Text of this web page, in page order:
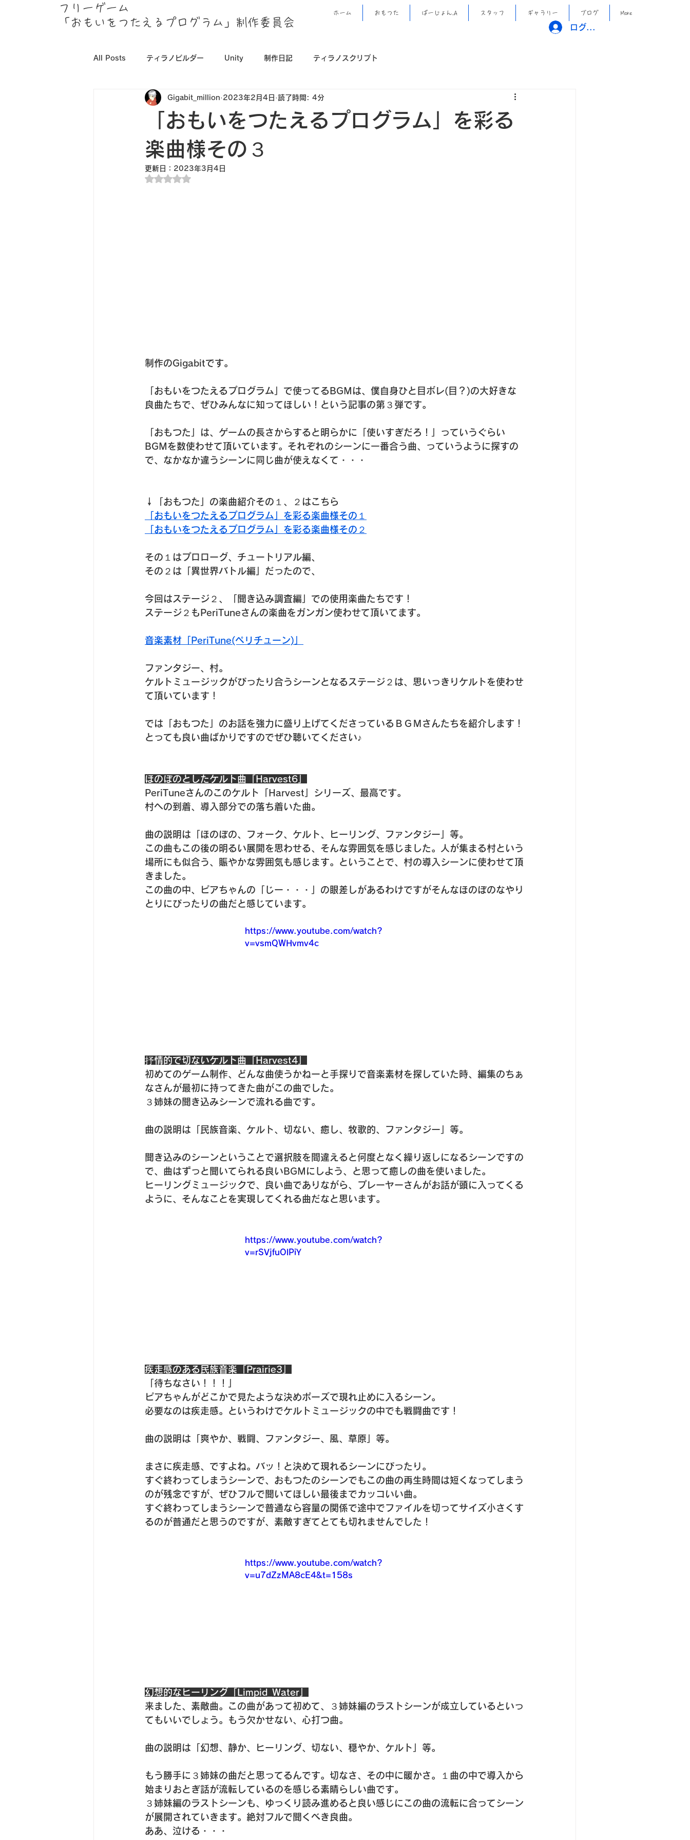
フリーゲーム
「おもいをつたえるプログラム」制作委員会
ホーム おもつた ばーじょん.A スタッフ ギャラリー ブログ More
ログイン
All Posts ティラノビルダー Unity 制作日記 ティラノスクリプト
「おもいをつたえるプログラム」を彩る
楽曲様その３
Gigabit_million 2023年2月4日 読了時間: 4分
更新日： 2023年3月4日
5つ星のうちNaNと評価されています。
制作のGigabitです。
「おもいをつたえるプログラム」で使ってるBGMは、僕自身ひと目ボレ(目？)の大好きな
良曲たちで、ぜひみんなに知ってほしい！という記事の第３弾です。
「おもつた」は、ゲームの長さからすると明らかに「使いすぎだろ！」っていうぐらい
BGMを数使わせて頂いています。それぞれのシーンに一番合う曲、っていうように探すの
で、なかなか違うシーンに同じ曲が使えなくて・・・
↓「おもつた」の楽曲紹介その１、２はこちら
「おもいをつたえるプログラム」を彩る楽曲様その１
「おもいをつたえるプログラム」を彩る楽曲様その２
その１はプロローグ、チュートリアル編、
その２は「異世界バトル編」だったので、
今回はステージ２、「聞き込み調査編」での使用楽曲たちです！
ステージ２もPeriTuneさんの楽曲をガンガン使わせて頂いてます。
音楽素材「PeriTune(ペリチューン)」
ファンタジー、村。
ケルトミュージックがぴったり合うシーンとなるステージ２は、思いっきりケルトを使わせ
て頂いています！
では「おもつた」のお話を強力に盛り上げてくださっているＢＧＭさんたちを紹介します！
とっても良い曲ばかりですのでぜひ聴いてください♪
ほのぼのとしたケルト曲「Harvest6」
PeriTuneさんのこのケルト「Harvest」シリーズ、最高です。
村への到着、導入部分での落ち着いた曲。
曲の説明は「ほのぼの、フォーク、ケルト、ヒーリング、ファンタジー」等。
この曲もこの後の明るい展開を思わせる、そんな雰囲気を感じました。人が集まる村という
場所にも似合う、賑やかな雰囲気も感じます。ということで、村の導入シーンに使わせて頂
きました。
この曲の中、ピアちゃんの「じー・・・」の眼差しがあるわけですがそんなほのぼのなやり
とりにぴったりの曲だと感じています。
https://www.youtube.com/watch?
v=vsmQWHvmv4c
抒情的で切ないケルト曲「Harvest4」
初めてのゲーム制作、どんな曲使うかねーと手探りで音楽素材を探していた時、編集のちぁ
なさんが最初に持ってきた曲がこの曲でした。
３姉妹の聞き込みシーンで流れる曲です。
曲の説明は「民族音楽、ケルト、切ない、癒し、牧歌的、ファンタジー」等。
聞き込みのシーンということで選択肢を間違えると何度となく繰り返しになるシーンですの
で、曲はずっと聞いてられる良いBGMにしよう、と思って癒しの曲を使いました。
ヒーリングミュージックで、良い曲でありながら、プレーヤーさんがお話が頭に入ってくる
ように、そんなことを実現してくれる曲だなと思います。
https://www.youtube.com/watch?
v=rSVjfuOlPiY
疾走感のある民族音楽「Prairie3」
「待ちなさい！！！」
ピアちゃんがどこかで見たような決めポーズで現れ止めに入るシーン。
必要なのは疾走感。というわけでケルトミュージックの中でも戦闘曲です！
曲の説明は「爽やか、戦闘、ファンタジー、風、草原」等。
まさに疾走感、ですよね。バッ！と決めて現れるシーンにぴったり。
すぐ終わってしまうシーンで、おもつたのシーンでもこの曲の再生時間は短くなってしまう
のが残念ですが、ぜひフルで聞いてほしい最後までカッコいい曲。
すぐ終わってしまうシーンで普通なら容量の関係で途中でファイルを切ってサイズ小さくす
るのが普通だと思うのですが、素敵すぎてとても切れませんでした！
https://www.youtube.com/watch?
v=u7dZzMA8cE4&t=158s
幻想的なヒーリング「Limpid_Water」
来ました、素敵曲。この曲があって初めて、３姉妹編のラストシーンが成立しているといっ
てもいいでしょう。もう欠かせない、心打つ曲。
曲の説明は「幻想、静か、ヒーリング、切ない、穏やか、ケルト」等。
もう勝手に３姉妹の曲だと思ってるんです。切なさ、その中に暖かさ。１曲の中で導入から
始まりおとぎ話が流転しているのを感じる素晴らしい曲です。
３姉妹編のラストシーンも、ゆっくり読み進めると良い感じにこの曲の流転に合ってシーン
が展開されていきます。絶対フルで聞くべき良曲。
ああ、泣ける・・・